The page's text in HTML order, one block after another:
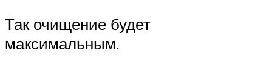
Так очищение будет
максимальным.